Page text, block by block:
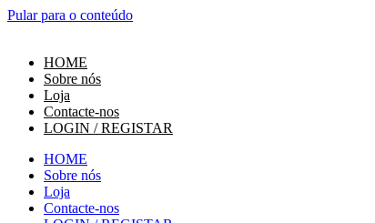
Pular para o conteúdo
HOME
Sobre nós
Loja
Contacte-nos
LOGIN / REGISTAR
HOME
Sobre nós
Loja
Contacte-nos